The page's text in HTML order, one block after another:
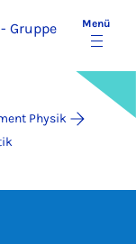
Gruppe
Menü
Physik